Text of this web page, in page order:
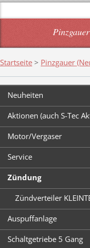
Startseite > Pinzgauer
Neuheiten
Aktionen (auch S-Tec
Motor/Vergaser
Service
Zündung
Zündverteiler
Auspuffanlage
Schaltgetriebe 5 Gang